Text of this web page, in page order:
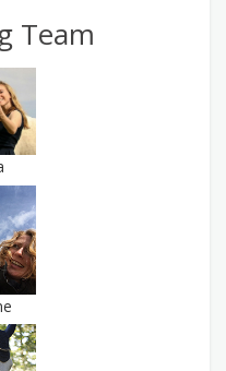
Team